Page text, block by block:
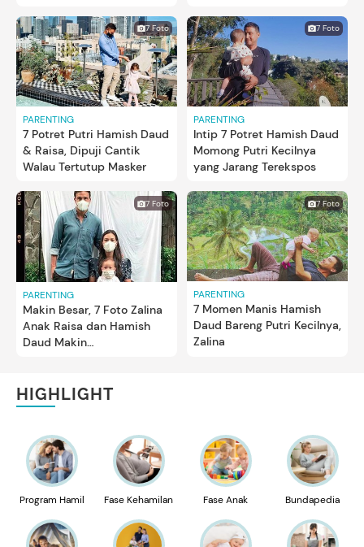
7 Foto
PARENTING
7 Potret Putri Hamish Daud
& Raisa, Dipuji Cantik
Walau Tertutup Masker
7 Foto
PARENTING
Intip 7 Potret Hamish Daud
Momong Putri Kecilnya
yang Jarang Terekspos
7 Foto
PARENTING
Makin Besar, 7 Foto Zalina
Anak Raisa dan Hamish
Daud Makin
7 Foto
PARENTING
7 Momen Manis Hamish
Daud Bareng Putri Kecilnya,
Zalina
HIGHLIGHT
Program Hamil Fase Kehamilan Fase Anak Bundapedia